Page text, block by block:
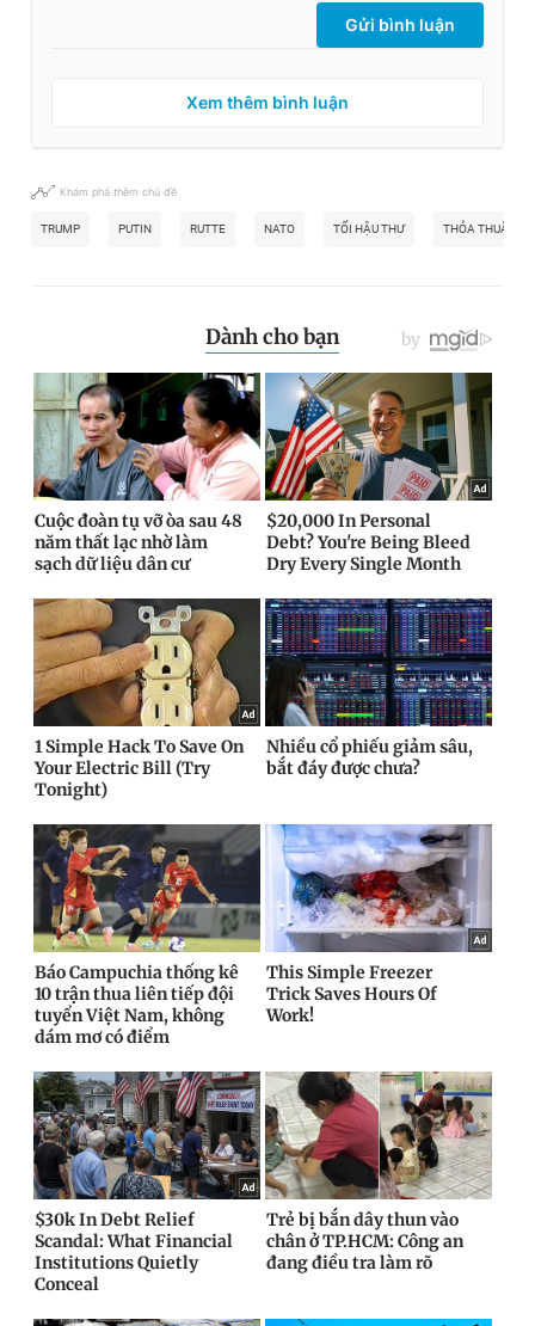
Gửi bình luận
Xem thêm bình luận
Khám phá thêm chủ đề
TRUMP PUTIN RUTTE NATO TỐI HẬU THƯ THỎA THUẬN